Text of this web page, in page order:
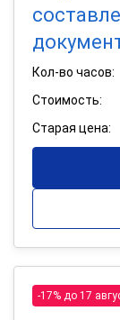
Кол-во часов:
Стоимость:
Старая цена:
-17% до 17